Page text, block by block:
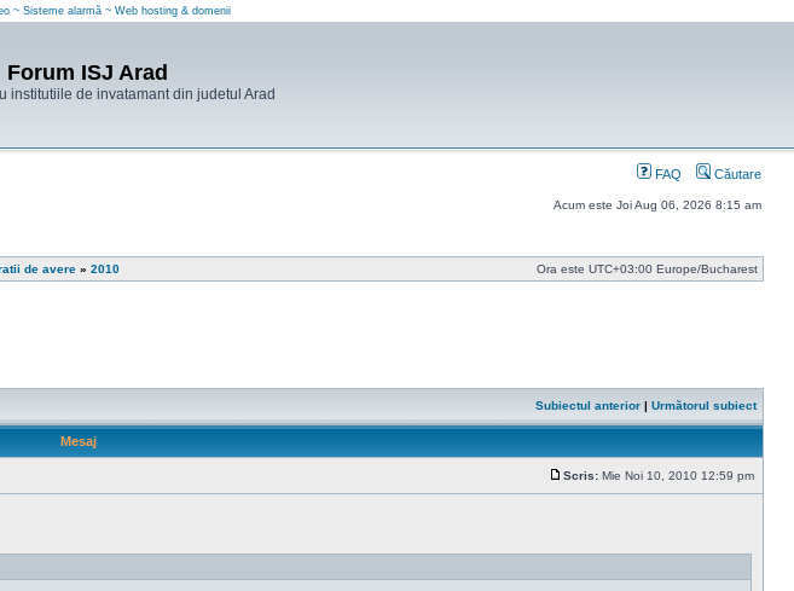
~ Sisteme alarmă ~ Web hosting & domenii
Forum ISJ Arad
institutiile de invatamant din judetul Arad
FAQ Căutare
Acum este Joi Aug 06, 2026 8:15 am
de avere » 2010 Ora este UTC+03:00 Europe/Bucharest
Subiectul anterior | Următorul subiect
Mesaj
Scris: Mie Noi 10, 2010 12:59 pm